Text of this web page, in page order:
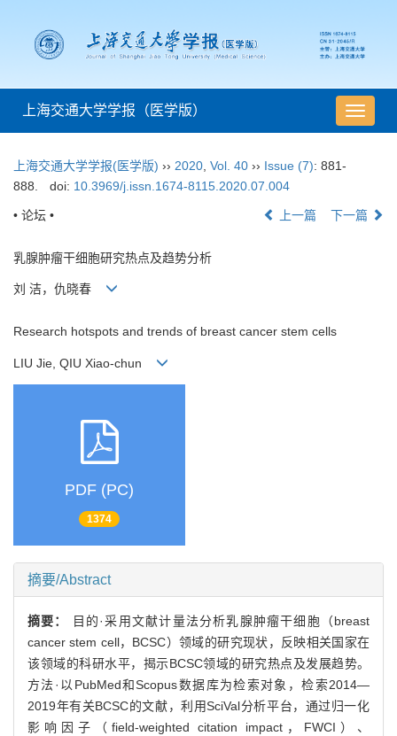
导
航
上海交通大学学报（医学版）
上海交通大学学报(医学版) ›› 2020 Vol. 40 ›› Issue (7): 881-
888.
doi: 10.3969/j.issn.1674-8115.2020.07.004
• 论坛 • 上一篇 下一篇
乳腺肿瘤干细胞研究热点及趋势分析
刘 洁，仇晓春
Research hotspots and trends of breast cancer stem cells
LIU Jie, QIU Xiao-chun
PDF (PC)
1374
摘要/Abstract
摘要：
目的·采用文献计量法分析乳腺肿瘤干细胞（breast
cancer stem cell，BCSC）领域的研究现状，反映相关国家在
该领域的科研水平，揭示BCSC领域的研究热点及发展趋势。
方法·以PubMed和Scopus数据库为检索对象，检索2014—
2019年有关BCSC的文献，利用SciVal分析平台，通过归一化
影响因子（field-weighted citation impact，FWCI）、